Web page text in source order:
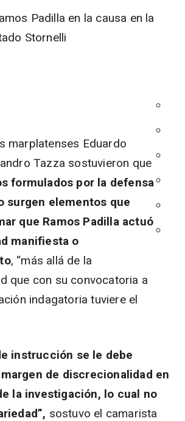
Padilla en la causa en la
Stornelli
marplatenses Eduardo
Tazza sostuvieron que
formulados por la defensa
surgen elementos que
que Ramos Padilla actuó
manifiesta o
, “más allá de la
que con su convocatoria a
indagatoria tuviere el
instrucción se le debe
de discrecionalidad en
la investigación, lo cual no
sostuvo el camarista